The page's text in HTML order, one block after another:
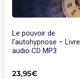
Le pouvoir de
l’autohypnose – Livre
audio CD MP3
23,95€